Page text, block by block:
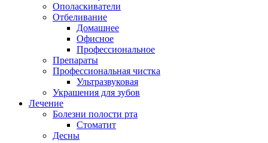
Ополаскиватели
Отбеливание
Домашнее
Офисное
Профессиональное
Препараты
Профессиональная чистка
Ультразвуковая
Украшения для зубов
Лечение
Болезни полости рта
Стоматит
Десны